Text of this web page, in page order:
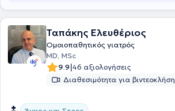
Ταπάκης Ελευθέριος
Ομοιοπαθητικός γιατρός
MD, MSc
9.9|46 αξιολογήσεις
Διαθεσιμότητα για βιντεοκλήση